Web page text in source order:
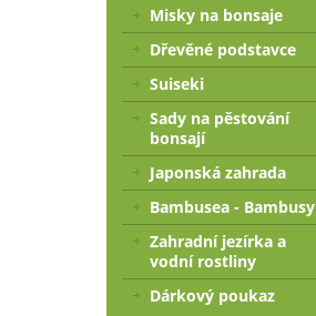
Misky na bonsaje
Dřevěné podstavce
Suiseki
Sady na pěstování
bonsají
Japonská zahrada
Bambusea - Bambusy
Zahradní jezírka a
vodní rostliny
Dárkový poukaz